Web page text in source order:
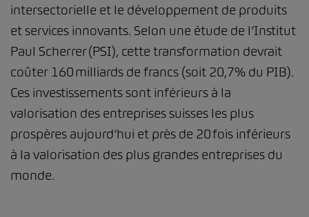
intersectorielle et le développement de produits
et services innovants. Selon une étude de l’Institut
Paul Scherrer (PSI), cette transformation devrait
coûter 160 milliards de francs (soit 20,7% du PIB).
Ces investissements sont inférieurs à la
valorisation des entreprises suisses les plus
prospères aujourd’hui et près de 20 fois inférieurs
à la valorisation des plus grandes entreprises du
monde.